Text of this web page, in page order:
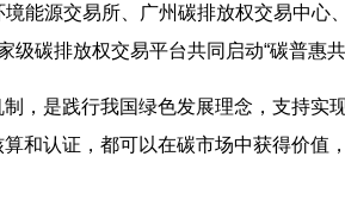
能源交易所、广州碳排放权交易中
碳排放权交易平台共同启动“碳普惠
，是践行我国绿色发展理念，支持实
和认证，都可以在碳市场中获得价值